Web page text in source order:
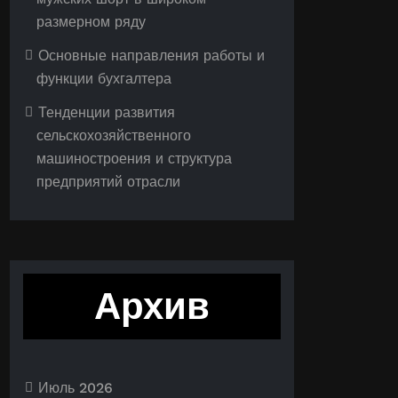
размерном ряду
Основные направления работы и
функции бухгалтера
Тенденции развития
сельскохозяйственного
машиностроения и структура
предприятий отрасли
Архив
Июль 2026